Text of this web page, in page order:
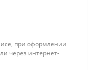
при оформлении
через интернет-